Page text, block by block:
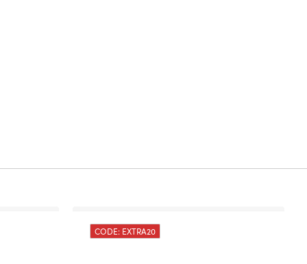
CODE: EXTRA20